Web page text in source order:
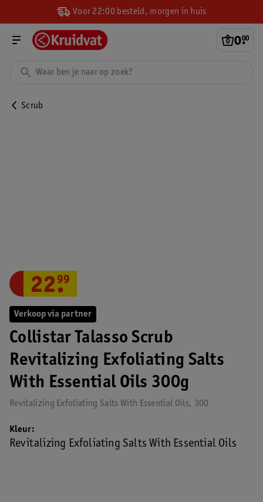
Voor 22:00 besteld, morgen in huis
0.
00
Scrub
Verkoop via partner
Collistar Talasso Scrub
Revitalizing Exfoliating Salts
With Essential Oils 300g
Revitalizing Exfoliating Salts With Essential Oils, 300
22.
99
Kleur
Revitalizing Exfoliating Salts With Essential Oils